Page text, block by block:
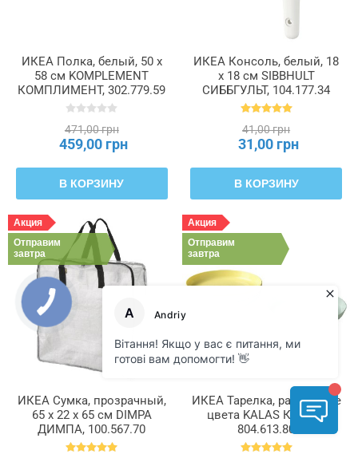
ИКЕА Полка, белый, 50 x
58 см KOMPLEMENT
КОМПЛИМЕНТ, 302.779.59
471,00 грн
459,00 грн
В КОРЗИНУ
ИКЕА Консоль, белый, 18
х 18 см SIBBHULT
СИББГУЛЬТ, 104.177.34
41,00 грн
31,00 грн
В КОРЗИНУ
Акция
Отправим
завтра
ИКЕА Сумка, прозрачный,
65 x 22 x 65 см DIMPA
ДИМПА, 100.567.70
Акция
Отправим
завтра
ИКЕА Тарелка, различные
цвета KALAS КАЛАС,
804.613.80